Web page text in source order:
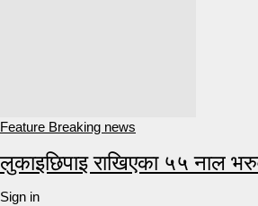
Feature Breaking news
लुकाइछिपाइ राखिएका ५५ नाल
Sign in